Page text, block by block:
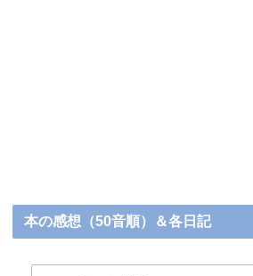
本の感想（50音順）＆各日記